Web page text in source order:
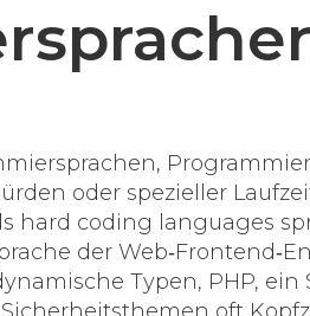
,
oder spezieller
hard coding languages
der
Typen, PHP, ein